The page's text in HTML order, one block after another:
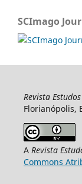
SCImago
Revista
Florianópolis,
A Revista
Commons